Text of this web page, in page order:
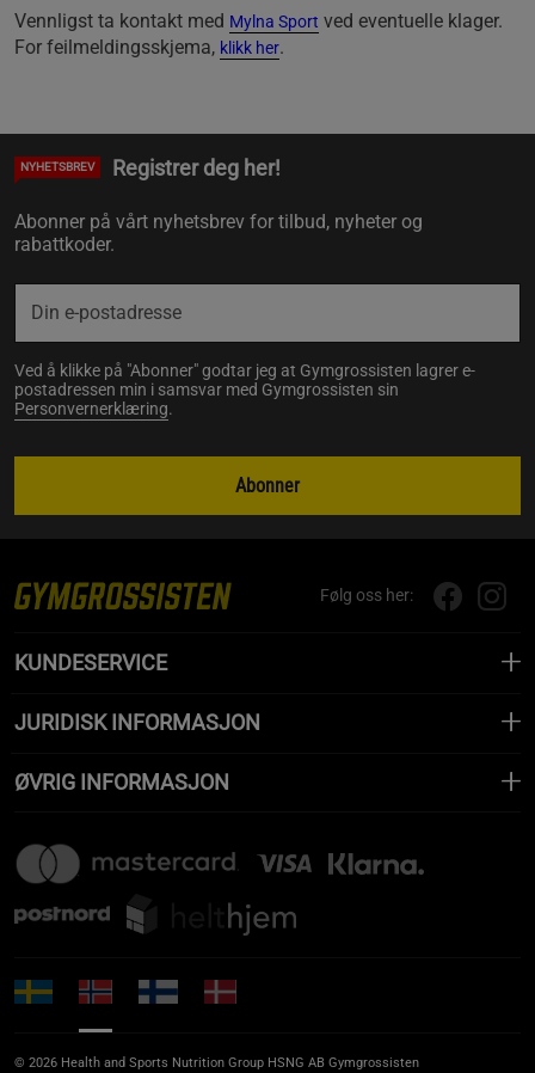
Vennligst ta kontakt med Mylna Sport ved eventuelle klager.
For feilmeldingsskjema, klikk her.
NYHETSBREV Registrer deg her!
Abonner på vårt nyhetsbrev for tilbud, nyheter og
rabattkoder.
Ved å klikke på "Abonner" godtar jeg at Gymgrossisten lagrer e-
postadressen min i samsvar med Gymgrossisten sin
Personvernerklæring.
Abonner
Følg oss her:
KUNDESERVICE
JURIDISK INFORMASJON
ØVRIG INFORMASJON
© 2026 Health and Sports Nutrition Group HSNG AB Gymgrossisten